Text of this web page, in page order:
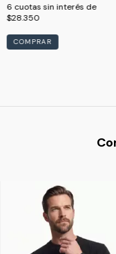
6 cuotas sin interés de
$28.350
COMPRAR